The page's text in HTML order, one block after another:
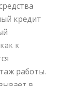
кредит
к
работы.